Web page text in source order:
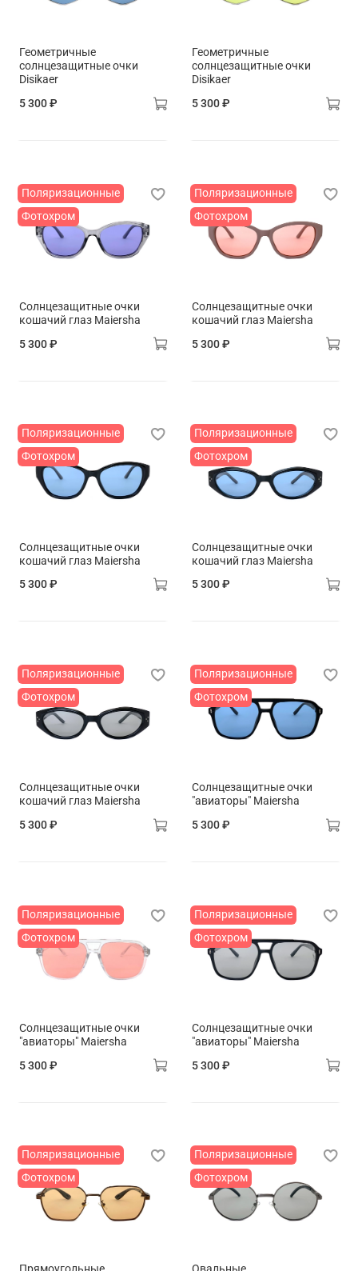
Геометричные
солнцезащитные очки
Disikaer
5 300 ₽
Геометричные
солнцезащитные очки
Disikaer
5 300 ₽
Поляризационные
Фотохром
Солнцезащитные очки
кошачий глаз Maiersha
5 300 ₽
Поляризационные
Фотохром
Солнцезащитные очки
кошачий глаз Maiersha
5 300 ₽
Поляризационные
Фотохром
Солнцезащитные очки
кошачий глаз Maiersha
5 300 ₽
Поляризационные
Фотохром
Солнцезащитные очки
кошачий глаз Maiersha
5 300 ₽
Поляризационные
Фотохром
Солнцезащитные очки
кошачий глаз Maiersha
5 300 ₽
Поляризационные
Фотохром
Солнцезащитные очки
"авиаторы" Maiersha
5 300 ₽
Поляризационные
Фотохром
Солнцезащитные очки
"авиаторы" Maiersha
5 300 ₽
Поляризационные
Фотохром
Солнцезащитные очки
"авиаторы" Maiersha
5 300 ₽
Поляризационные
Фотохром
Прямоугольные
Поляризационные
Фотохром
Овальные